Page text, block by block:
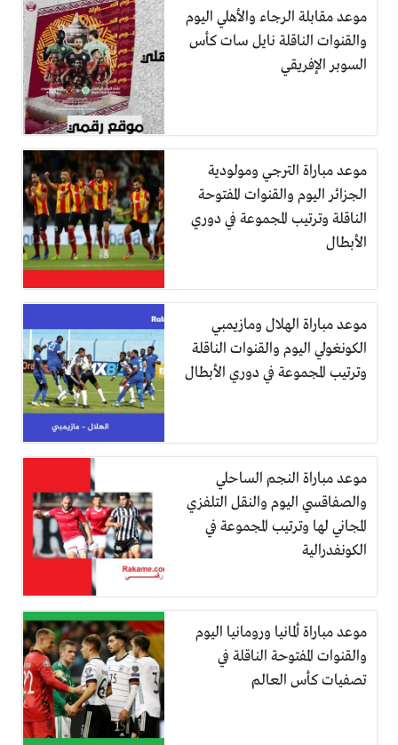
موعد مقابلة الرجاء والأهلي اليوم
والقنوات الناقلة نايل سات كأس
السوبر الإفريقي
موعد مباراة الترجي ومولودية
الجزائر اليوم والقنوات المفتوحة
الناقلة وترتيب المجموعة في دوري
الأبطال
موعد مباراة الهلال ومازيمبي
الكونغولي اليوم والقنوات الناقلة
وترتيب المجموعة في دوري الأبطال
موعد مباراة النجم الساحلي
والصفاقسي اليوم والنقل التلفزي
المجاني لها وترتيب المجموعة في
الكونفدرالية
موعد مباراة ألمانيا ورومانيا اليوم
والقنوات المفتوحة الناقلة في
تصفيات كأس العالم